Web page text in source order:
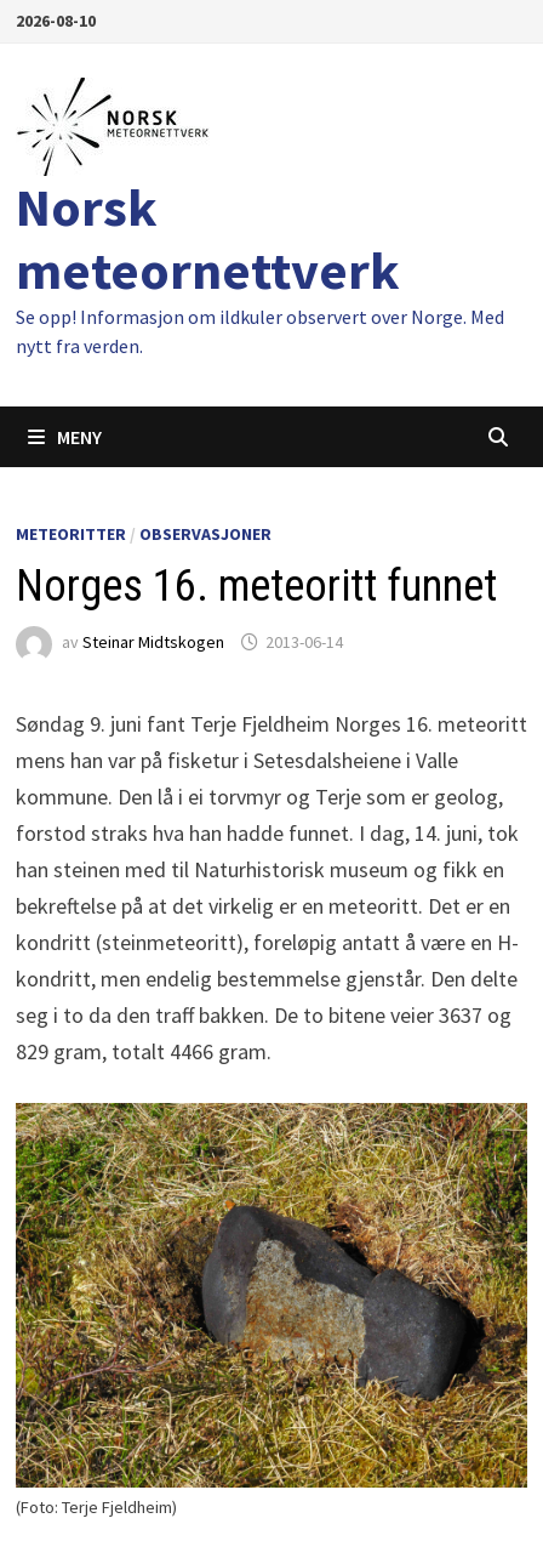
Gå2026-08-10
Norsk
meteornettverk
Se opp! Informasjon om ildkuler observert over Norge. Med
nytt fra verden.
MENY
METEORITTER/ OBSERVASJONER
Norges 16. meteoritt funnet
av Steinar Midtskogen 2013-06-14
Søndag 9. juni fant Terje Fjeldheim Norges 16. meteoritt
mens han var på fisketur i Setesdalsheiene i Valle
kommune. Den lå i ei torvmyr og Terje som er geolog,
forstod straks hva han hadde funnet. I dag, 14. juni, tok
han steinen med til Naturhistorisk museum og fikk en
bekreftelse på at det virkelig er en meteoritt. Det er en
kondritt (steinmeteoritt), foreløpig antatt å være en H-
kondritt, men endelig bestemmelse gjenstår. Den delte
seg i to da den traff bakken. De to bitene veier 3637 og
829 gram, totalt 4466 gram.
(Foto: Terje Fjeldheim)